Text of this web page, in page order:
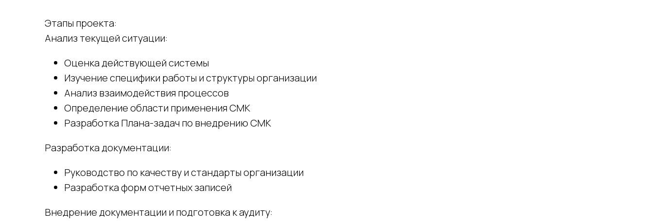
Этапы проекта:
Анализ текущей ситуации:
Оценка действующей системы
Изучение специфики работы и структуры организации
Анализ взаимодействия процессов
Определение области применения СМК
Разработка Плана-задач по внедрению СМК
Разработка документации:
Руководство по качеству и стандарты организации
Разработка форм отчетных записей
Внедрение документации и подготовка к аудиту: